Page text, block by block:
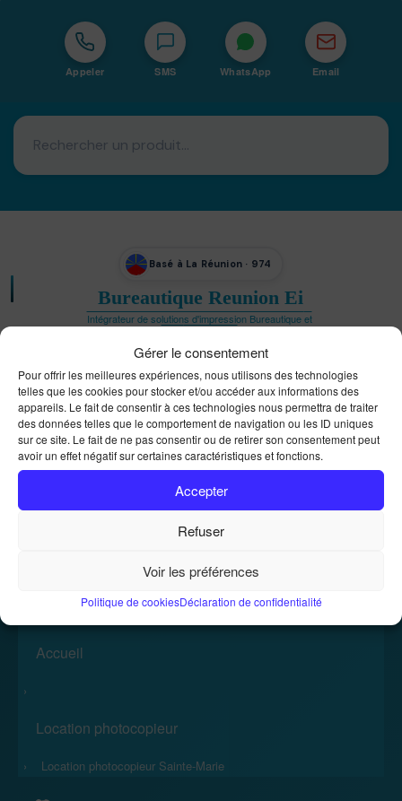
Gérer le consentement
Pour offrir les meilleures expériences, nous utilisons des technologies
telles que les cookies pour stocker et/ou accéder aux informations des
appareils. Le fait de consentir à ces technologies nous permettra de traiter
des données telles que le comportement de navigation ou les ID uniques
sur ce site. Le fait de ne pas consentir ou de retirer son consentement peut
avoir un effet négatif sur certaines caractéristiques et fonctions.
Accepter
Refuser
Voir les préférences
Politique de cookiesDéclaration de confidentialité
Appeler SMS WhatsApp Email
Basé à La Réunion · 974
Bureautique Reunion Ei
Intégrateur de solutions d'impression Bureautique et
Location de photocopieurs et
imprimantes
Accueil»Location de photocopieurs et imprimantes
Accueil
›
Location photocopieur
› Location photocopieur Sainte-Marie